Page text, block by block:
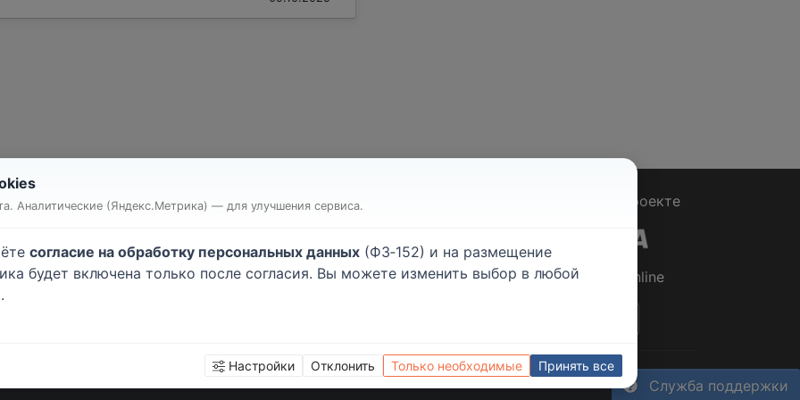
Служба поддержки
квартиры или комнаты
Строительство дома
работы
Монтаж гипсокартона
обоев
Напольные покрытия
работы
О проекте
© 2026Rabotniki.online
Управление cookies
Аналитические (Яндекс.Метрика) — для улучшения сервиса.
согласие на обработку персональных данных (ФЗ‑152) и на размещение
будет включена только после согласия. Вы можете изменить выбор в любой
Настройки Отклонить Только необходимые Принять все